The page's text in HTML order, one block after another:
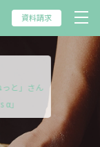
資料請求
ビ」
さん
」
と」さん
」
ープン